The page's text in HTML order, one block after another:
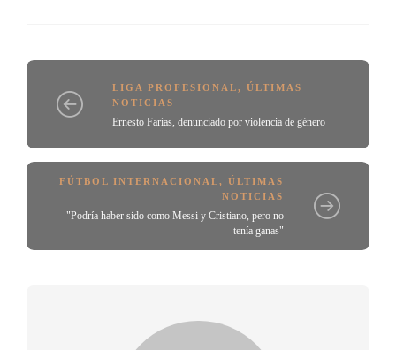
LIGA PROFESIONAL, ÚLTIMAS
NOTICIAS
Ernesto Farías, denunciado por violencia de género
FÚTBOL INTERNACIONAL, ÚLTIMAS
NOTICIAS
"Podría haber sido como Messi y Cristiano, pero no
tenía ganas"